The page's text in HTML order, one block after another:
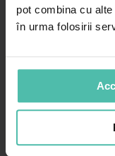
pot combina cu
în urma folosirii